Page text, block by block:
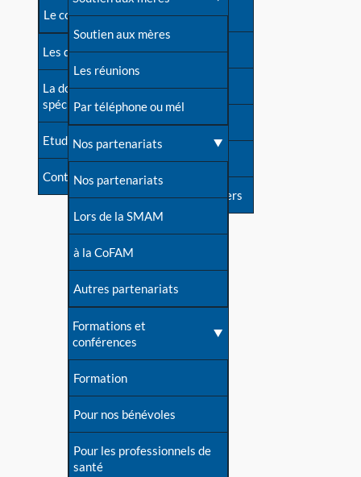
Cas particuliers
Mythes et vérités
Devenir animatrice ?
Une question sur le site
Le congrès
Les dossiers de l'allaitement
La documentation
spécialisée
Etudes récentes
Contact
Contact presse
Dossier de presse
Soutenir LLL
Livre d'or
Forum
S'inscrire à nos newsletters
Soutien aux mères
Les réunions
Par téléphone ou mél
Nos partenariats
Nos partenariats
Lors de la SMAM
à la CoFAM
Autres partenariats
Formations et
conférences
Formation
Pour nos bénévoles
Pour les professionnels de
santé